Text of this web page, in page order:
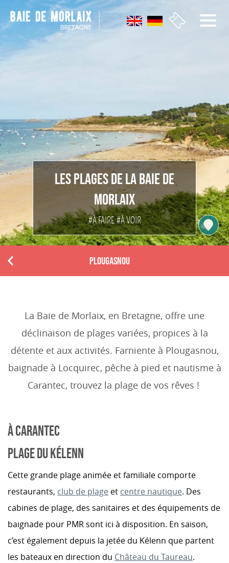
Aller au menu
Aller au contenu
Aller à la recherche
Aller au bas de page
LES PLAGES DE LA BAIE DE
MORLAIX
#À FAIRE #À VOIR
P
PLOUGASNOU
La Baie de Morlaix, en Bretagne, offre une
déclinaison de plages variées, propices à la
détente et aux activités. Farniente à Plougasnou,
baignade à Locquirec, pêche à pied et nautisme à
Carantec, trouvez la plage de vos rêves !
À CARANTEC
PLAGE DU KÉLENN
Cette grande plage animée et familiale comporte
restaurants, club de plage et centre nautique. Des
cabines de plage, des sanitaires et des équipements de
baignade pour PMR sont ici à disposition. En saison,
c’est également depuis la jetée du Kélenn que partent
les bateaux en direction du Château du Taureau.